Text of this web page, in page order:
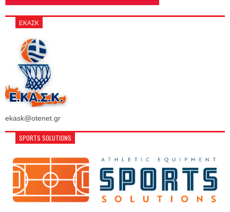
ΕΚΑΣΚ
ekask@otenet.gr
SPORTS SOLUTIONS